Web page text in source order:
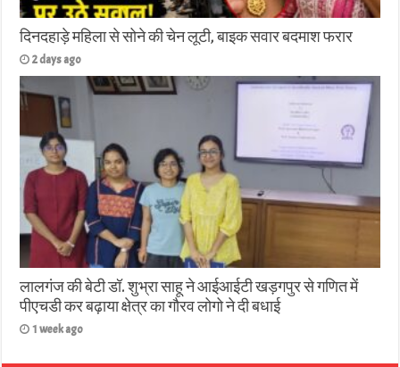
दिनदहाड़े महिला से सोने की चेन लूटी, बाइक सवार बदमाश फरार
2 days ago
लालगंज की बेटी डॉ. शुभ्रा साहू ने आईआईटी खड़गपुर से गणित में
पीएचडी कर बढ़ाया क्षेत्र का गौरव लोगो ने दी बधाई
1 week ago